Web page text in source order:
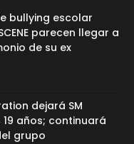
bullying escolar
parecen llegar a
de su ex
dejará SM
años; continuará
grupo